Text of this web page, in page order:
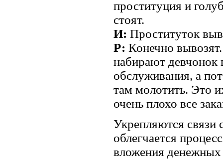
проституция и
стоят.
И: Проституток
Р: Конечно
набирают девчонок
обслуживания, а
там молотить. Это
очень плохо все
Укрепляются
облегчается
вложения денежных